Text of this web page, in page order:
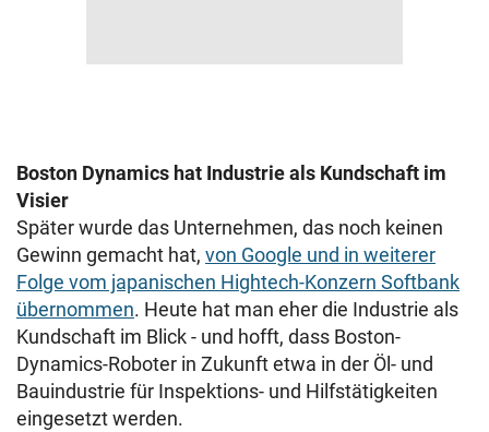
Boston Dynamics hat Industrie als Kundschaft im
Visier
Später wurde das Unternehmen, das noch keinen
Gewinn gemacht hat, von Google und in weiterer
Folge vom japanischen Hightech-Konzern Softbank
übernommen. Heute hat man eher die Industrie als
Kundschaft im Blick - und hofft, dass Boston-
Dynamics-Roboter in Zukunft etwa in der Öl- und
Bauindustrie für Inspektions- und Hilfstätigkeiten
eingesetzt werden.